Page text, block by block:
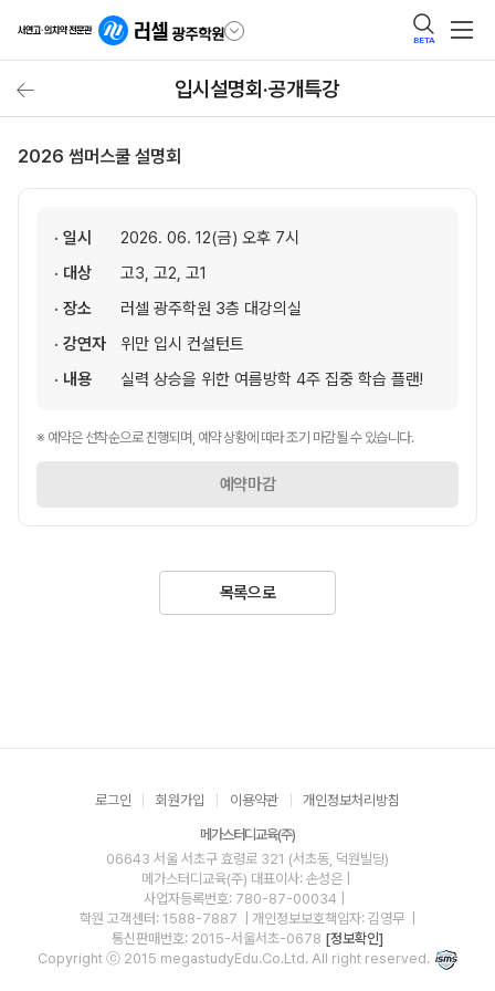
BETA
입시설명회·공개특강
2026 썸머스쿨 설명회
· 일시
2026. 06. 12(금) 오후 7시
· 대상
고3, 고2, 고1
· 장소
러셀 광주학원 3층 대강의실
· 강연자
위만 입시 컨설턴트
· 내용
실력 상승을 위한 여름방학 4주 집중 학습 플랜!
※ 예약은 선착순으로 진행되며, 예약 상황에 따라 조기 마감될 수 있습니다.
예약마감
목록으로
로그인 회원가입 이용약관 개인정보처리방침
메가스터디교육(주)
06643 서울 서초구 효령로 321 (서초동, 덕원빌딩)
메가스터디교육(주) 대표이사: 손성은 |
사업자등록번호: 780-87-00034
학원 고객센터: 1588-7887
| 개인정보보호책임자: 김영무
통신판매번호: 2015-서울서초-0678 [정보확인]
Copyright ⓒ 2015 megastudyEdu.Co.Ltd. All right reserved.